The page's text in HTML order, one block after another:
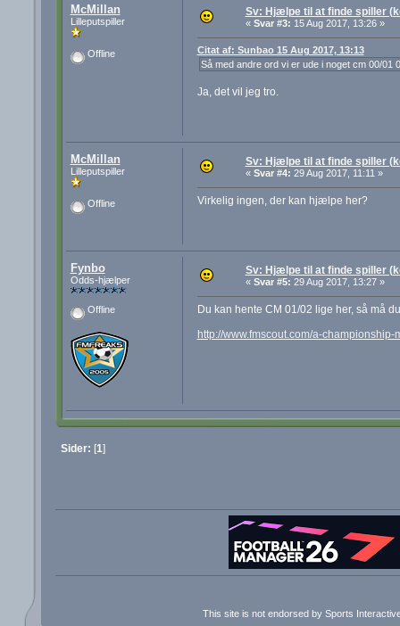
McMillan
Lilleputspiller
Offline
Sv: Hjælpe til at finde spiller
« Svar #3: 15 Aug 2017, 13:26 »
Citat af: Sunbao 15 Aug 2017, 13:13
Så med andre ord vi er ude i noget cm 00/01
Ja, det vil jeg tro.
McMillan
Lilleputspiller
Offline
Sv: Hjælpe til at finde spiller
« Svar #4: 29 Aug 2017, 11:11 »
Virkelig ingen, der kan hjælpe her?
Fynbo
Odds-hjælper
Offline
Sv: Hjælpe til at finde spiller
« Svar #5: 29 Aug 2017, 13:27 »
Du kan hente CM 01/02 lige her, så må
http://www.fmscout.com/a-
Sider: [1]
This site is not endorsed by Sports